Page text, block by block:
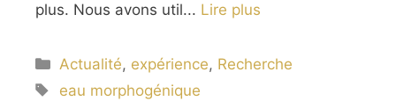
plus. Nous avons util... Lire plus
Catégories
Actualité, expérience, Recherche
Étiquettes
eau morphogénique